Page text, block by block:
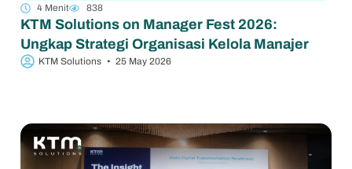
4 Menit
838
KTM Solutions on Manager Fest 2026:
Ungkap Strategi Organisasi Kelola Manajer
KTM Solutions • 25 May 2026